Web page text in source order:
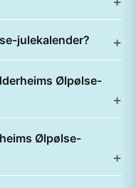
julekalender?
Ølpølse-
Ølpølse-